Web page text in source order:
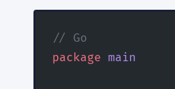
// Go
package main